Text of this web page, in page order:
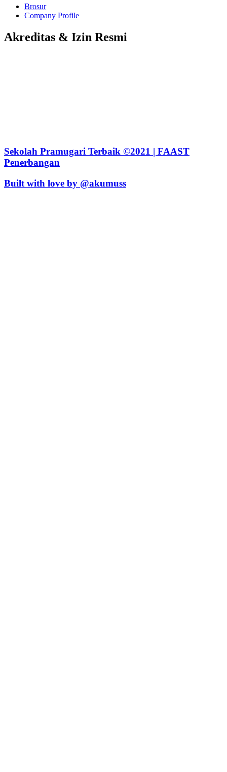
Brosur
Company Profile
Akreditas & Izin Resmi
Sekolah Pramugari Terbaik ©2021 | FAAST
Penerbangan
Built with love by @akumuss